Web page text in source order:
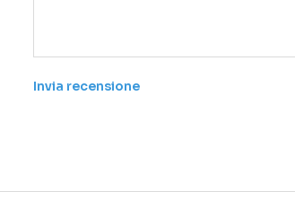
Invia recensione